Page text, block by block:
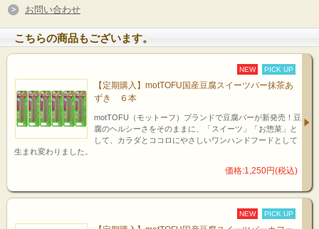
お問い合わせ
こちらの商品もございます。
NEW PICK UP
【定期購入】motTOFU国産豆腐スイーツバー抹茶あ
ずき ６本
motTOFU（モットーフ）ブランドで豆腐バーが新発売！豆
腐のヘルシーさをそのままに、「スイーツ」「お惣菜」と
して、カラダとココロにやさしいワンハンドフードとして
生まれ変わりました。
価格:1,250円(税込)
NEW PICK UP